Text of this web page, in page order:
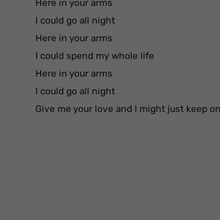
Here in your arms
I could go all night
Here in your arms
I could spend my whole life
Here in your arms
I could go all night
Give me your love and I might just keep